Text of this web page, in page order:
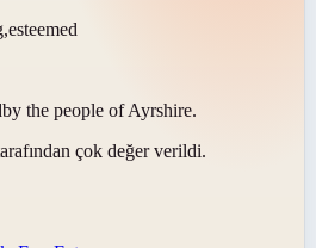
by the people of Ayrshire.
çok değer verildi.